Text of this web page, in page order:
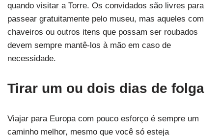
quando visitar a Torre. Os convidados são livres para
passear gratuitamente pelo museu, mas aqueles com
chaveiros ou outros itens que possam ser roubados
devem sempre mantê-los à mão em caso de
necessidade.
Tirar um ou dois dias de folga
Viajar para Europa com pouco esforço é sempre um
caminho melhor, mesmo que você só esteja